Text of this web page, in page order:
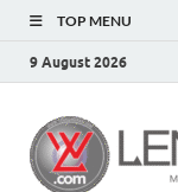
TOP MENU
9 August 2026